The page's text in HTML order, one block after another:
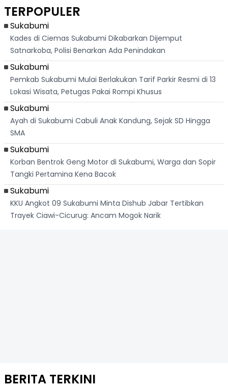
Dari
Palabuhanratu
TERPOPULER
Sukabumi
Kades di Ciemas Sukabumi Dikabarkan Dijemput
Satnarkoba, Polisi Benarkan Ada Penindakan
Sukabumi
Pemkab Sukabumi Mulai Berlakukan Tarif Parkir Resmi di 13
Lokasi Wisata, Petugas Pakai Rompi Khusus
Sukabumi
Ayah di Sukabumi Cabuli Anak Kandung, Sejak SD Hingga
SMA
Sukabumi
Korban Bentrok Geng Motor di Sukabumi, Warga dan Sopir
Tangki Pertamina Kena Bacok
Sukabumi
KKU Angkot 09 Sukabumi Minta Dishub Jabar Tertibkan
Trayek Ciawi-Cicurug: Ancam Mogok Narik
BERITA TERKINI